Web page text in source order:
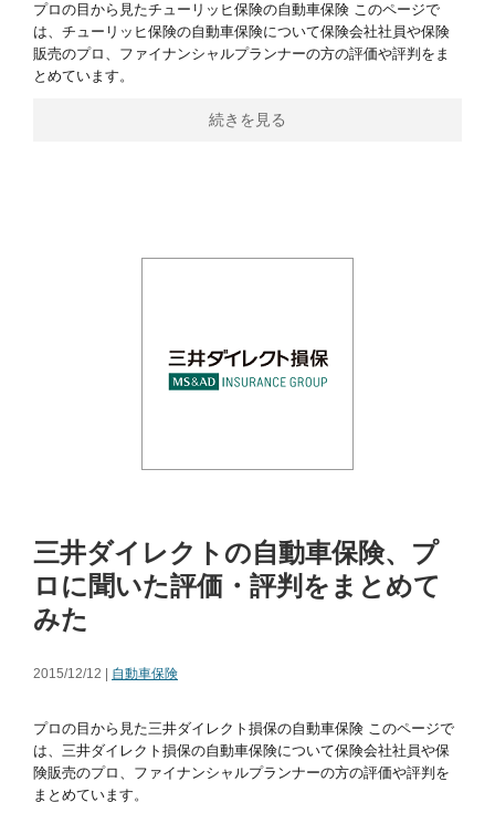
プロの目から見たチューリッヒ保険の自動車保険 このページで
は、チューリッヒ保険の自動車保険について保険会社社員や保険
販売のプロ、ファイナンシャルプランナーの方の評価や評判をま
とめています。
続きを見る
三井ダイレクトの自動車保険、プ
ロに聞いた評価・評判をまとめて
みた
2015/12/12 | 自動車保険
プロの目から見た三井ダイレクト損保の自動車保険 このページで
は、三井ダイレクト損保の自動車保険について保険会社社員や保
険販売のプロ、ファイナンシャルプランナーの方の評価や評判を
まとめています。